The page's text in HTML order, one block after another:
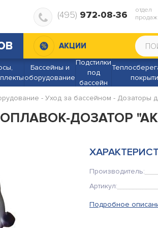
(495) 972-08-36
отдел
продаж
АКЦИИ
Бассейны и
оборудование
Подстилки
под
бассейн
- Уход за бассейном - Дозаторы
ПОПЛАВОК-ДОЗАТОР
Производитель:
Артикул:
Подробное